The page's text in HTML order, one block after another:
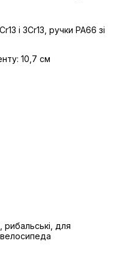
і 3Cr13, ручки PA66 зі
10,7 см
рибальські, для